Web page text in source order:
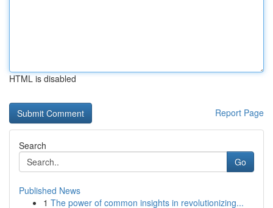
HTML is disabled
Report Page
Search
Go
Published News
1 The power of common insights in revolutionizing...